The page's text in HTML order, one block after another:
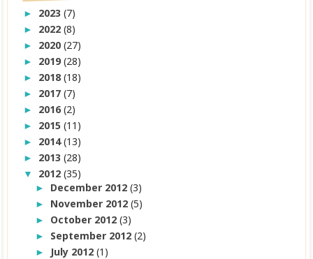
► 2023(7)
► 2022(8)
► 2020(27)
► 2019(28)
► 2018(18)
► 2017(7)
► 2016(2)
► 2015(11)
► 2014(13)
► 2013(28)
▼ 2012(35)
► December 2012(3)
► November 2012(5)
► October 2012(3)
► September 2012(2)
► July 2012(1)